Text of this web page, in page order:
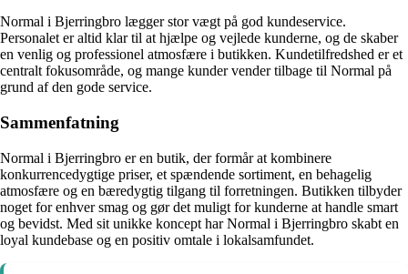
Normal i Bjerringbro lægger stor vægt på god kundeservice.
Personalet er altid klar til at hjælpe og vejlede kunderne, og de skaber
en venlig og professionel atmosfære i butikken. Kundetilfredshed er et
centralt fokusområde, og mange kunder vender tilbage til Normal på
grund af den gode service.
Sammenfatning
Normal i Bjerringbro er en butik, der formår at kombinere
konkurrencedygtige priser, et spændende sortiment, en behagelig
atmosfære og en bæredygtig tilgang til forretningen. Butikken tilbyder
noget for enhver smag og gør det muligt for kunderne at handle smart
og bevidst. Med sit unikke koncept har Normal i Bjerringbro skabt en
loyal kundebase og en positiv omtale i lokalsamfundet.